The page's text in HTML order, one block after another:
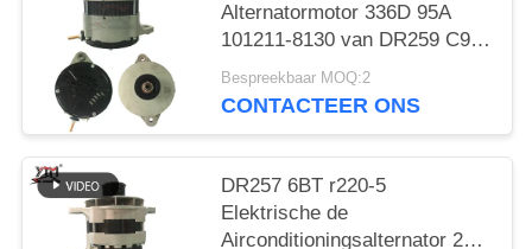
Alternatormotor 336D 95A
101211-8130 van DR259 C9
330B
Bespreekbaar MOQ:2
CONTACTEER ONS
DR257 6BT r220-5
Elektrische de
Airconditioningsalternator 24V